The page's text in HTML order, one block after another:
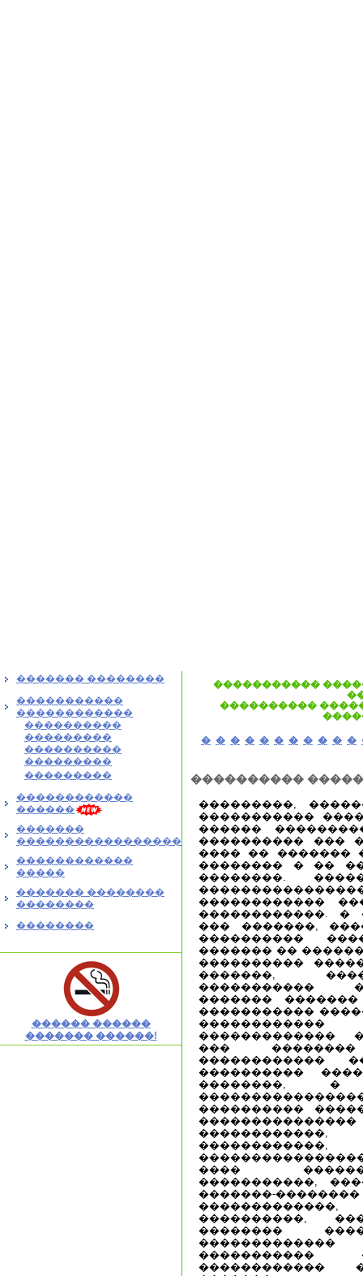
������� ��������
�����������
������������
����������
���������
����������
���������
���������
������������
������
�������
�����������������
������������
�����
������� ��������
��������
��������
������ ������
������� ������!
�����������
����������
� � � � � � � � � � �
����������
���������,
�����������
������
���������� ���
���� �� �������
�������� � ��
��������.
������������
������������. �
��� �������,
����������
������� ��
����������
�������,
�����������
�������
�����������
�������������
���
������������
����������
��������,
����������
����
�����������,
�������-
����������,
��������
�����������
������������